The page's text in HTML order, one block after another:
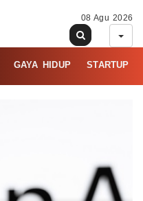
08 Agu 2026
GAYA HIDUP STARTUP